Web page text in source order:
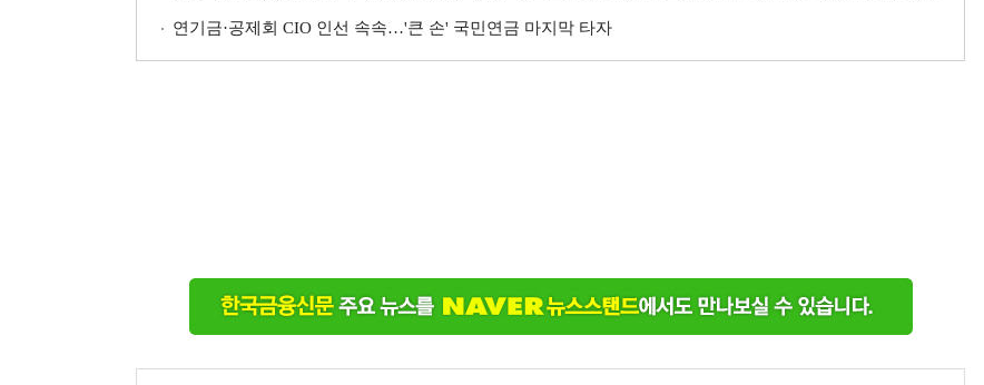
연기금·공제회 CIO 인선 속속…'큰 손' 국민연금 마지막 타자